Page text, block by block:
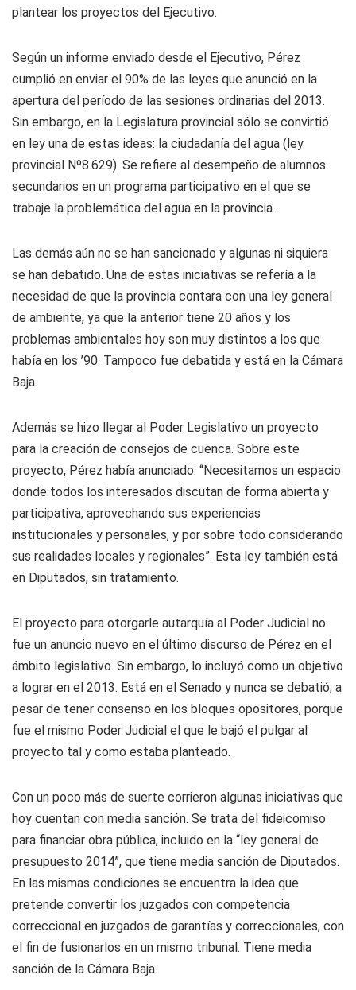
plantear los proyectos del Ejecutivo.
Según un informe enviado desde el Ejecutivo, Pérez
cumplió en enviar el 90% de las leyes que anunció en la
apertura del período de las sesiones ordinarias del 2013.
Sin embargo, en la Legislatura provincial sólo se convirtió
en ley una de estas ideas: la ciudadanía del agua (ley
provincial Nº8.629). Se refiere al desempeño de alumnos
secundarios en un programa participativo en el que se
trabaje la problemática del agua en la provincia.
Las demás aún no se han sancionado y algunas ni siquiera
se han debatido. Una de estas iniciativas se refería a la
necesidad de que la provincia contara con una ley general
de ambiente, ya que la anterior tiene 20 años y los
problemas ambientales hoy son muy distintos a los que
había en los ’90. Tampoco fue debatida y está en la Cámara
Baja.
Además se hizo llegar al Poder Legislativo un proyecto
para la creación de consejos de cuenca. Sobre este
proyecto, Pérez había anunciado: “Necesitamos un espacio
donde todos los interesados discutan de forma abierta y
participativa, aprovechando sus experiencias
institucionales y personales, y por sobre todo considerando
sus realidades locales y regionales”. Esta ley también está
en Diputados, sin tratamiento.
El proyecto para otorgarle autarquía al Poder Judicial no
fue un anuncio nuevo en el último discurso de Pérez en el
ámbito legislativo. Sin embargo, lo incluyó como un objetivo
a lograr en el 2013. Está en el Senado y nunca se debatió, a
pesar de tener consenso en los bloques opositores, porque
fue el mismo Poder Judicial el que le bajó el pulgar al
proyecto tal y como estaba planteado.
Con un poco más de suerte corrieron algunas iniciativas que
hoy cuentan con media sanción. Se trata del fideicomiso
para financiar obra pública, incluido en la “ley general de
presupuesto 2014”, que tiene media sanción de Diputados.
En las mismas condiciones se encuentra la idea que
pretende convertir los juzgados con competencia
correccional en juzgados de garantías y correccionales, con
el fin de fusionarlos en un mismo tribunal. Tiene media
sanción de la Cámara Baja.